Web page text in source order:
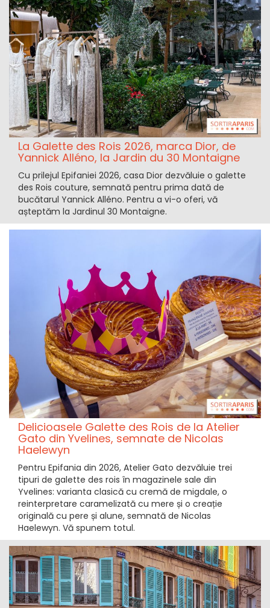
La Galette des Rois 2026, marca Dior, de
Yannick Alléno, la Jardin du 30 Montaigne
Cu prilejul Epifaniei 2026, casa Dior dezvăluie o galette
des Rois couture, semnată pentru prima dată de
bucătarul Yannick Alléno. Pentru a vi-o oferi, vă
așteptăm la Jardinul 30 Montaigne.
Delicioasele Galette des Rois de la Atelier
Gato din Yvelines, semnate de Nicolas
Haelewyn
Pentru Epifania din 2026, Atelier Gato dezvăluie trei
tipuri de galette des rois în magazinele sale din
Yvelines: varianta clasică cu cremă de migdale, o
reinterpretare caramelizată cu mere și o creație
originală cu pere și alune, semnată de Nicolas
Haelewyn. Vă spunem totul.